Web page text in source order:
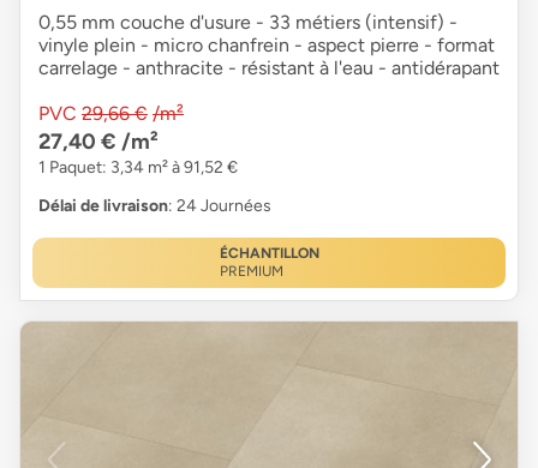
0,55 mm couche d'usure - 33 métiers (intensif) -
vinyle plein - micro chanfrein - aspect pierre - format
carrelage - anthracite - résistant à l'eau - antidérapant
PVC 29,66 € /m²
27,40 € /m²
1 Paquet: 3,34 m² à 91,52 €
Délai de livraison: 24 Journées
ÉCHANTILLON
PREMIUM